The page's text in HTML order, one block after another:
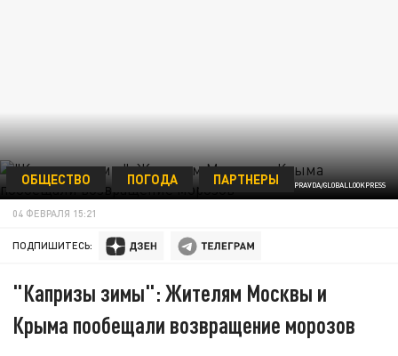
ФОТО: KOMSOMOLSKAYA PRAVDA/GLOBALLOOKPRESS
ОБЩЕСТВО ПОГОДА ПАРТНЕРЫ
04 ФЕВРАЛЯ 15:21
ПОДПИШИТЕСЬ:
"Капризы зимы": Жителям Москвы и
Крыма пообещали возвращение морозов